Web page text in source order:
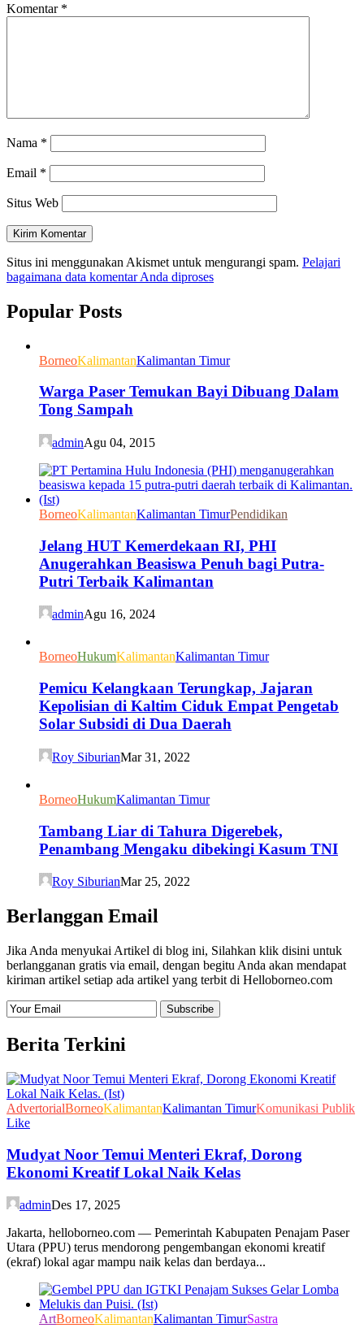
Komentar *
Nama *
Email *
Situs Web
Situs ini menggunakan Akismet untuk mengurangi spam. Pelajari
bagaimana data komentar Anda diproses
Popular Posts
BorneoKalimantanKalimantan Timur
Warga Paser Temukan Bayi Dibuang Dalam
Tong Sampah
adminAgu 04, 2015
BorneoKalimantanKalimantan TimurPendidikan
Jelang HUT Kemerdekaan RI, PHI
Anugerahkan Beasiswa Penuh bagi Putra-
Putri Terbaik Kalimantan
adminAgu 16, 2024
BorneoHukumKalimantanKalimantan Timur
Pemicu Kelangkaan Terungkap, Jajaran
Kepolisian di Kaltim Ciduk Empat Pengetab
Solar Subsidi di Dua Daerah
Roy SiburianMar 31, 2022
BorneoHukumKalimantan Timur
Tambang Liar di Tahura Digerebek,
Penambang Mengaku dibekingi Kasum TNI
Roy SiburianMar 25, 2022
Berlanggan Email
Jika Anda menyukai Artikel di blog ini, Silahkan klik disini untuk
berlangganan gratis via email, dengan begitu Anda akan mendapat
kiriman artikel setiap ada artikel yang terbit di Helloborneo.com
Berita Terkini
AdvertorialBorneoKalimantanKalimantan TimurKomunikasi Publik
Like
Mudyat Noor Temui Menteri Ekraf, Dorong
Ekonomi Kreatif Lokal Naik Kelas
adminDes 17, 2025
Jakarta, helloborneo.com — Pemerintah Kabupaten Penajam Paser
Utara (PPU) terus mendorong pengembangan ekonomi kreatif
(ekraf) lokal agar mampu naik kelas dan berdaya...
ArtBorneoKalimantanKalimantan TimurSastra